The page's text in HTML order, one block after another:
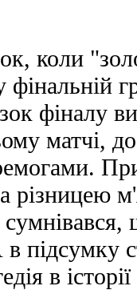
коли
фінальній
фіналу
матчі,
різницею
підсумку
в